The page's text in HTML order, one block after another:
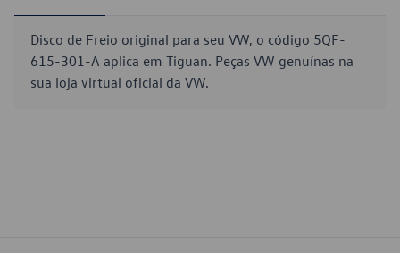
Disco de Freio original para seu VW, o código 5QF-
615-301-A aplica em Tiguan. Peças VW genuínas na
sua loja virtual oficial da VW.